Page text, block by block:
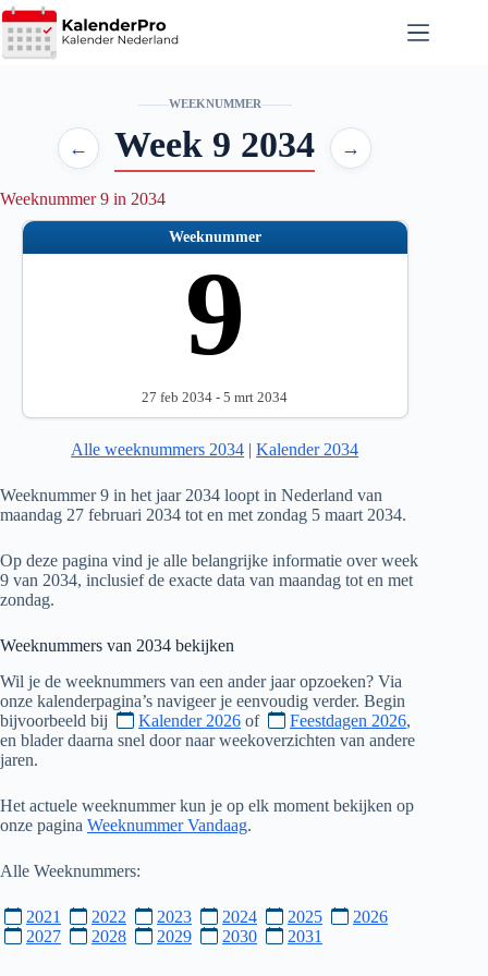
Ga
naar
de
WEEKNUMMER
← Week 9 2034 →
Weeknummer 9 in 2034
Weeknummer
9
27 feb 2034 - 5 mrt 2034
Alle weeknummers 2034 |Kalender 2034
Weeknummer 9 in het jaar 2034 loopt in Nederland van
maandag 27 februari 2034 tot en met zondag 5 maart 2034.
Op deze pagina vind je alle belangrijke informatie over week
9 van 2034, inclusief de exacte data van maandag tot en met
zondag.
Weeknummers van 2034 bekijken
Wil je de weeknummers van een ander jaar opzoeken? Via
onze kalenderpagina’s navigeer je eenvoudig verder. Begin
bijvoorbeeld bij
Kalender 2026 of Feestdagen 2026,
en blader daarna snel door naar weekoverzichten van andere
jaren.
Het actuele weeknummer kun je op elk moment bekijken op
onze pagina Weeknummer Vandaag.
Alle Weeknummers:
2021 2022 2023 2024 2025
2026
2027
2028 2029 2030 2031